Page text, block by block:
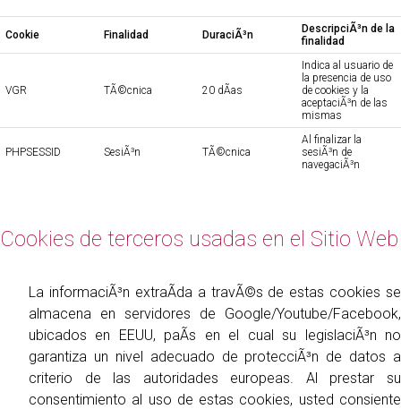
Cookie Finalidad DuraciÃ³n
DescripciÃ³n de la
finalidad
VGR TÃ©cnica 20 dÃ­as
Indica al usuario de
la presencia de uso
de cookies y la
aceptaciÃ³n de las
mismas
PHPSESSID SesiÃ³n TÃ©cnica
Al finalizar la
sesiÃ³n de
navegaciÃ³n
Cookies de terceros usadas en el Sitio Web
La informaciÃ³n extraÃ­da a travÃ©s de estas cookies se
almacena en servidores de Google/Youtube/Facebook,
ubicados en EEUU, paÃ­s en el cual su legislaciÃ³n no
garantiza un nivel adecuado de protecciÃ³n de datos a
criterio de las autoridades europeas. Al prestar su
consentimiento al uso de estas cookies, usted consiente